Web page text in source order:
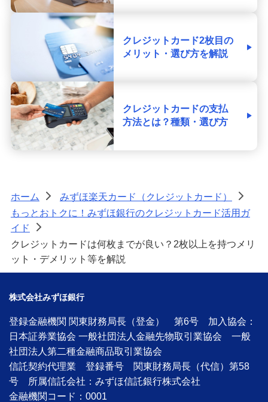
クレジットカード2枚目の
メリット・選び方を解説
クレジットカードの支払
方法とは？種類・選び方
ホーム > みずほ楽天カード（クレジットカード）
>
もっとおトクに！みずほ銀行のクレジットカード活用ガ
イド
>
クレジットカードは何枚までが良い？2枚以上を持つメリ
ット・デメリット等を解説
株式会社みずほ銀行
登録金融機関 関東財務局長（登金） 第6号 加入協会：
日本証券業協会 一般社団法人金融先物取引業協会 一般
社団法人第二種金融商品取引業協会
信託契約代理業 登録番号 関東財務局長（代信）第58
号 所属信託会社：みずほ信託銀行株式会社
金融機関コード：0001